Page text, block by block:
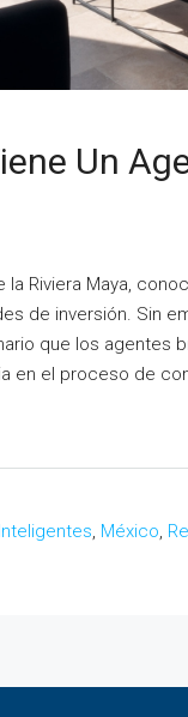
Un
la Riviera Maya,
de inversión. Sin
que los agentes
en el proceso de
, México,